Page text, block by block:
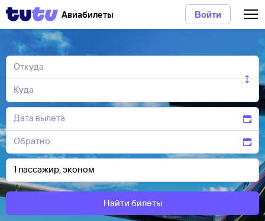
Авиабилеты Войти
Найти билеты